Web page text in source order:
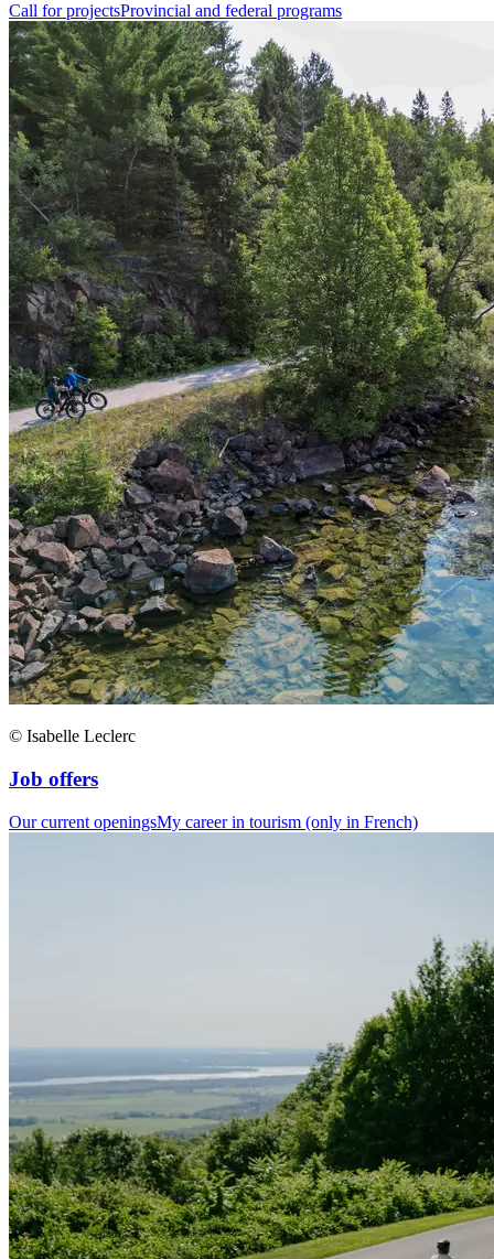
Call for projectsProvincial and federal programs
© Isabelle Leclerc
Job offers
Our current openingsMy career in tourism (only in French)